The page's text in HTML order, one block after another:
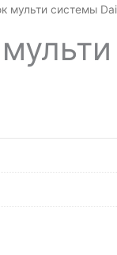
мульти системы